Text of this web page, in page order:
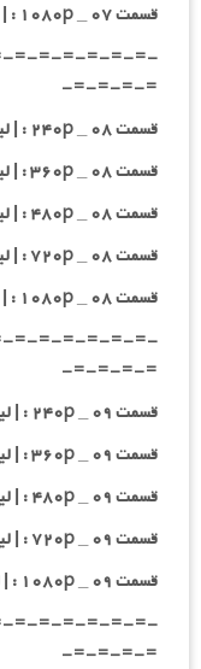
قسمت ۰۷ _ ۱۰۸۰p : | لینک مستقیم |
=-=-=-=-=-=-
=-=-=-=-
قسمت ۰۸ _ ۲۴۰p : | لینک مستقیم |
قسمت ۰۸ _ ۳۶۰p : | لینک مستقیم |
قسمت ۰۸ _ ۴۸۰p : | لینک مستقیم |
قسمت ۰۸ _ ۷۲۰p : | لینک مستقیم |
قسمت ۰۸ _ ۱۰۸۰p : | لینک مستقیم |
=-=-=-=-=-=-
=-=-=-=-
قسمت ۰۹ _ ۲۴۰p : | لینک مستقیم |
قسمت ۰۹ _ ۳۶۰p : | لینک مستقیم |
قسمت ۰۹ _ ۴۸۰p : | لینک مستقیم |
قسمت ۰۹ _ ۷۲۰p : | لینک مستقیم |
قسمت ۰۹ _ ۱۰۸۰p : | لینک مستقیم |
=-=-=-=-=-=-
=-=-=-=-